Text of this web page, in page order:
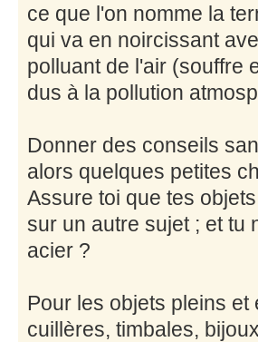
ce que l'on nomme la
qui va en noircissant
polluant de l'air (souffre
dus à la pollution
Donner des conseils
alors quelques petites
Assure toi que tes
sur un autre sujet ; et tu
acier ?
Pour les objets pleins
cuillères, timbales,